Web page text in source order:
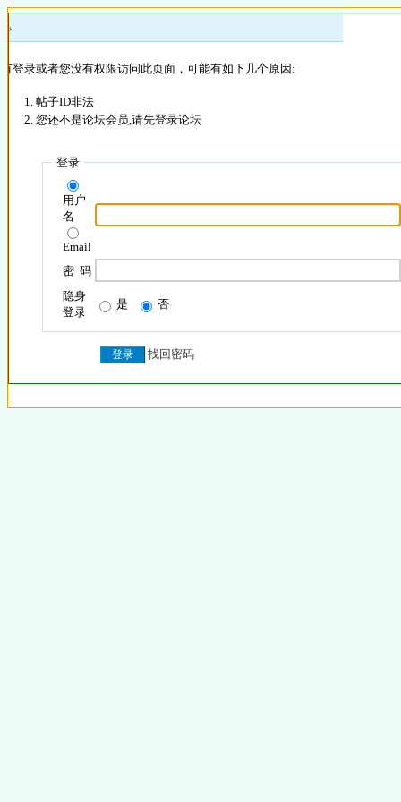
»
登录或者您没有权限访问此页面，可能有如下几个原因:
帖子ID非法
您还不是论坛会员,请先登录论坛
登录
用户
名
Email
密 码
隐身
登录
是 否
找回密码